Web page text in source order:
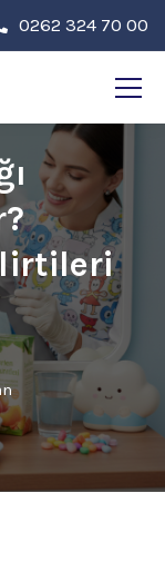
0262 324 70 00